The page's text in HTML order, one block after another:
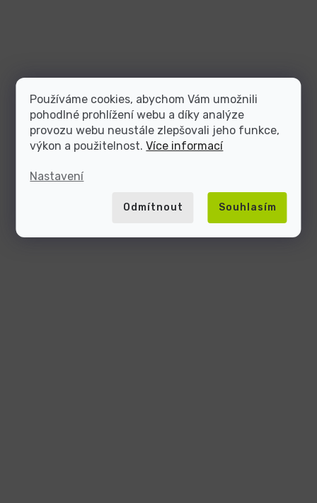
Používáme cookies, abychom Vám umožnili
pohodlné prohlížení webu a díky analýze
provozu webu neustále zlepšovali jeho funkce,
výkon a použitelnost.Více informací
Nastavení
Odmítnout Souhlasím